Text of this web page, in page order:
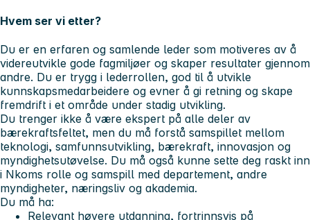
Hvem ser vi etter?
Du er en erfaren og samlende leder som motiveres av å
videreutvikle gode fagmiljøer og skaper resultater gjennom
andre. Du er trygg i lederrollen, god til å utvikle
kunnskapsmedarbeidere og evner å gi retning og skape
fremdrift i et område under stadig utvikling.
Du trenger ikke å være ekspert på alle deler av
bærekraftsfeltet, men du må forstå samspillet mellom
teknologi, samfunnsutvikling, bærekraft, innovasjon og
myndighetsutøvelse. Du må også kunne sette deg raskt inn
i Nkoms rolle og samspill med departement, andre
myndigheter, næringsliv og akademia.
Du må ha:
Relevant høyere utdanning, fortrinnsvis på